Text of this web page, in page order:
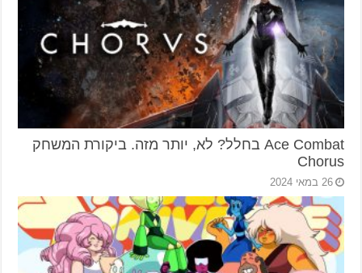
Ace Combat בחלל? לא, יותר מזה. ביקורת המשחק
Chorus
26 במאי 2024